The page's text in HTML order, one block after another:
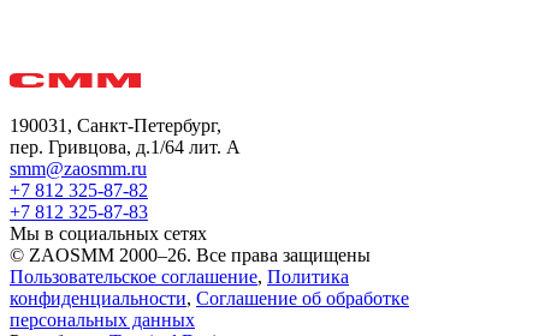
190031, Санкт-Петербург,
пер. Гривцова, д.1/64 лит. А
smm@zaosmm.ru
+7 812 325-87-82
+7 812 325-87-83
Мы в социальных сетях
© ZAOSMM 2000–26. Все права защищены
Пользовательское соглашение, Политика
конфиденциальности, Соглашение об обработке
персональных данных